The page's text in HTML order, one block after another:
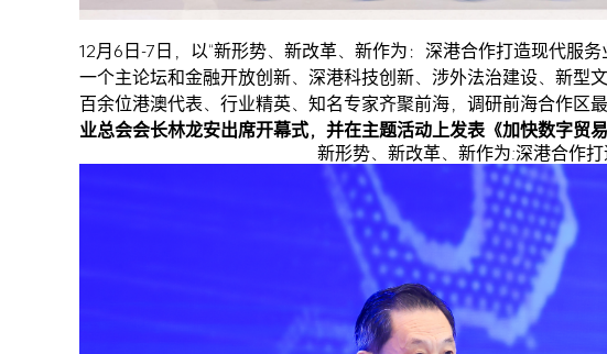
12月6日-7日，以“新形势、新改革、新作为：深港合作打造现代服
一个主论坛和金融开放创新、深港科技创新、涉外法治建设、新型
百余位港澳代表、行业精英、知名专家齐聚前海，调研前海合作区
业总会会长林龙安出席开幕式，并在主题活动上发表《加快数字贸
新形势、新改革、新作为:深港合作